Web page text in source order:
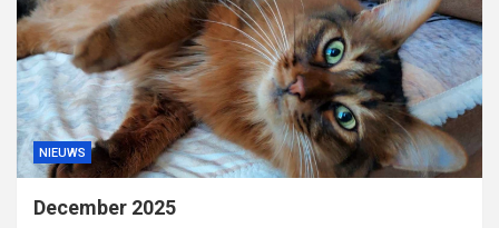
NIEUWS
December 2025